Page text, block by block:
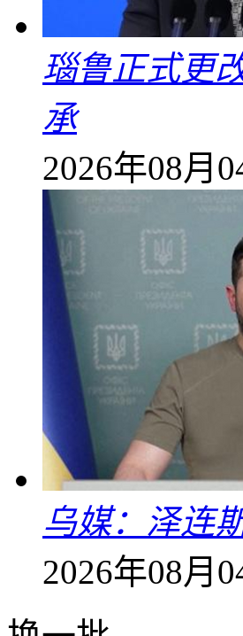
瑙鲁正式更
承
2026年08月
乌媒：泽连
2026年08月